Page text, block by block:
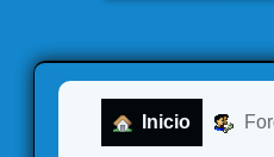
Inicio